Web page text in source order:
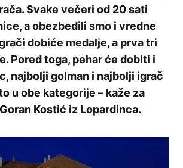
Svake večeri od 20 sati
a obezbedili smo i vredne
dobiće medalje, a prva tri
Pored toga, pehar će dobiti i
najbolji golman i najbolji igrač
u obe kategorije – kaže za
Kostić iz Lopardinca.